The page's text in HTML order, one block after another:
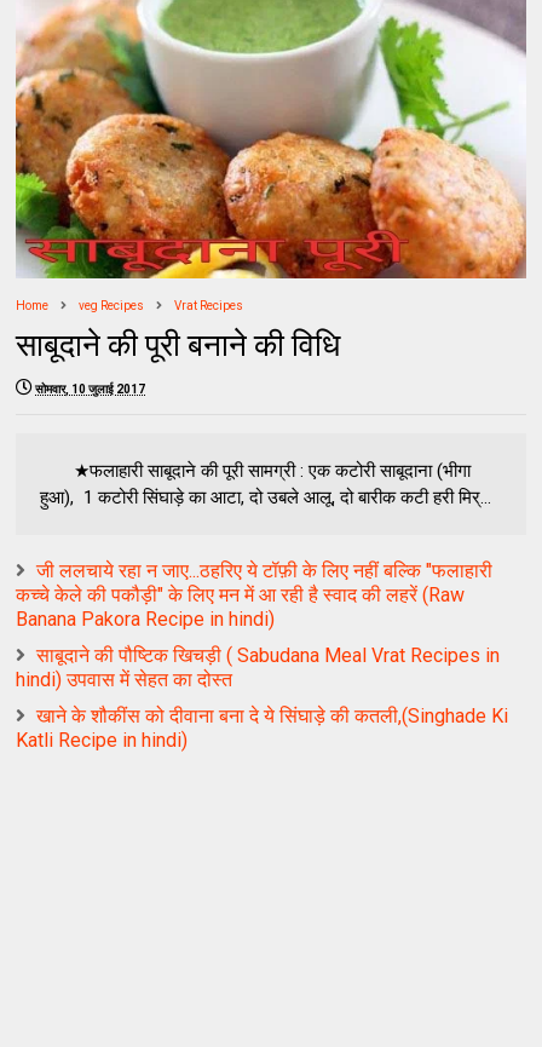
Home veg Recipes Vrat Recipes
साबूदाने की पूरी बनाने की विधि
सोमवार, 10 जुलाई 2017
★फलाहारी साबूदाने की पूरी सामग्री : एक कटोरी साबूदाना (भीगा
हुआ), 1 कटोरी सिंघाड़े का आटा, दो उबले आलू, दो बारीक कटी हरी मिर्...
जी ललचाये रहा न जाए...ठहरिए ये टॉफ़ी के लिए नहीं बल्कि "फलाहारी
कच्चे केले की पकौड़ी" के लिए मन में आ रही है स्वाद की लहरें (Raw
Banana Pakora Recipe in hindi)
साबूदाने की पौष्टिक खिचड़ी ( Sabudana Meal Vrat Recipes in
hindi) उपवास में सेहत का दोस्त
खाने के शौकींस को दीवाना बना दे ये सिंघाड़े की कतली,(Singhade Ki
Katli Recipe in hindi)